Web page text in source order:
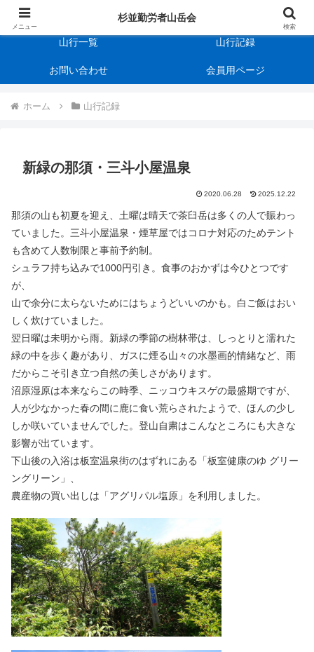
山行一覧 山行記録
お問い合わせ 会員用ページ
ホーム 山行記録
新緑の那須・三斗小屋温泉
2020.06.28 2025.12.22
那須の山も初夏を迎え、土曜は晴天で茶臼岳は多くの人で賑わっ
ていました。三斗小屋温泉・煙草屋ではコロナ対応のためテント
も含めて人数制限と事前予約制。
シュラフ持ち込みで1000円引き。食事のおかずは今ひとつです
が、
山で余分に太らないためにはちょうどいいのかも。白ご飯はおい
しく炊けていました。
翌日曜は未明から雨。新緑の季節の樹林帯は、しっとりと濡れた
緑の中を歩く趣があり、ガスに煙る山々の水墨画的情緒など、雨
だからこそ引き立つ自然の美しさがあります。
沼原湿原は本来ならこの時季、ニッコウキスゲの最盛期ですが、
人が少なかった春の間に鹿に食い荒らされたようで、ほんの少し
しか咲いていませんでした。登山自粛はこんなところにも大きな
影響が出ています。
下山後の入浴は板室温泉街のはずれにある「板室健康のゆ グリー
ングリーン」、
農産物の買い出しは「アグリパル塩原」を利用しました。
メニュー
杉並勤労者山岳会
検索